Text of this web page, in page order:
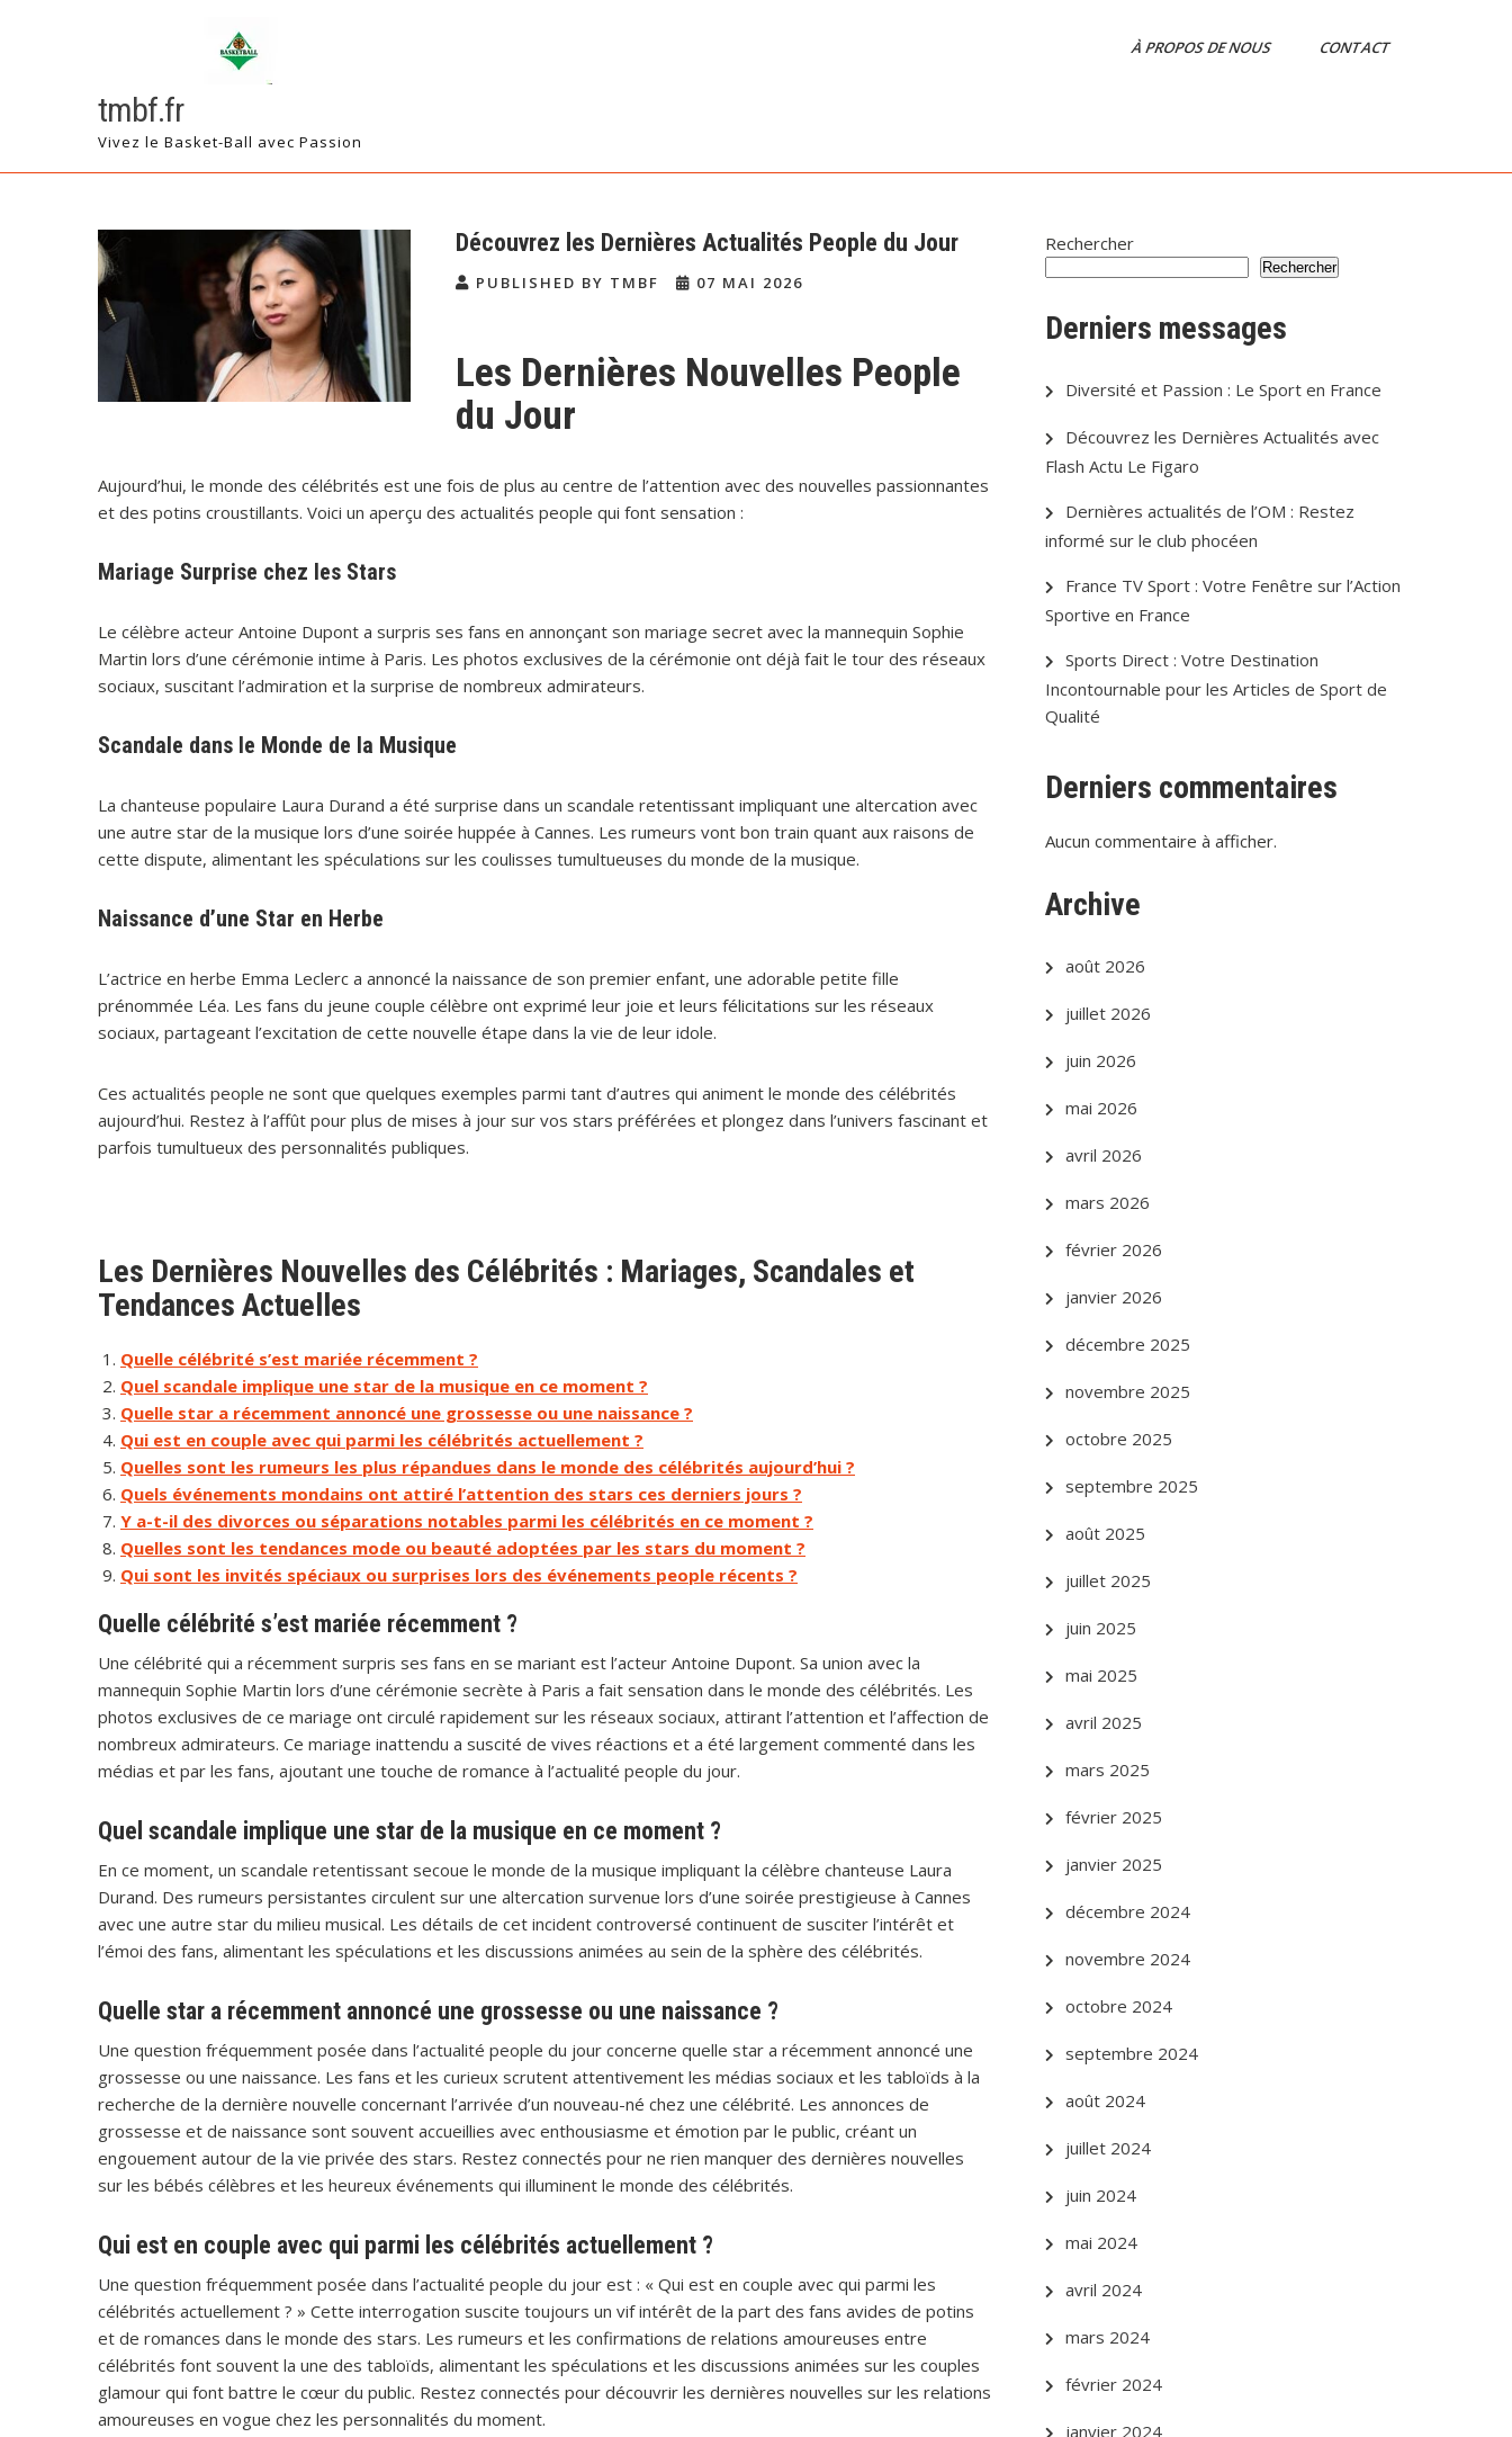
tmbf.fr
Vivez le Basket-Ball avec Passion
À PROPOS DE NOUS CONTACT
Découvrez les Dernières Actualités People du Jour
PUBLISHED BY TMBF 07 MAI 2026
Les Dernières Nouvelles People
du Jour
Aujourd’hui, le monde des célébrités est une fois de plus au centre de l’attention avec des nouvelles passionnantes
et des potins croustillants. Voici un aperçu des actualités people qui font sensation :
Mariage Surprise chez les Stars
Le célèbre acteur Antoine Dupont a surpris ses fans en annonçant son mariage secret avec la mannequin Sophie
Martin lors d’une cérémonie intime à Paris. Les photos exclusives de la cérémonie ont déjà fait le tour des réseaux
sociaux, suscitant l’admiration et la surprise de nombreux admirateurs.
Scandale dans le Monde de la Musique
La chanteuse populaire Laura Durand a été surprise dans un scandale retentissant impliquant une altercation avec
une autre star de la musique lors d’une soirée huppée à Cannes. Les rumeurs vont bon train quant aux raisons de
cette dispute, alimentant les spéculations sur les coulisses tumultueuses du monde de la musique.
Naissance d’une Star en Herbe
L’actrice en herbe Emma Leclerc a annoncé la naissance de son premier enfant, une adorable petite fille
prénommée Léa. Les fans du jeune couple célèbre ont exprimé leur joie et leurs félicitations sur les réseaux
sociaux, partageant l’excitation de cette nouvelle étape dans la vie de leur idole.
Ces actualités people ne sont que quelques exemples parmi tant d’autres qui animent le monde des célébrités
aujourd’hui. Restez à l’affût pour plus de mises à jour sur vos stars préférées et plongez dans l’univers fascinant et
parfois tumultueux des personnalités publiques.
Les Dernières Nouvelles des Célébrités : Mariages, Scandales et
Tendances Actuelles
Quelle célébrité s’est mariée récemment ?
Quel scandale implique une star de la musique en ce moment ?
Quelle star a récemment annoncé une grossesse ou une naissance ?
Qui est en couple avec qui parmi les célébrités actuellement ?
Quelles sont les rumeurs les plus répandues dans le monde des célébrités aujourd’hui ?
Quels événements mondains ont attiré l’attention des stars ces derniers jours ?
Y a-t-il des divorces ou séparations notables parmi les célébrités en ce moment ?
Quelles sont les tendances mode ou beauté adoptées par les stars du moment ?
Qui sont les invités spéciaux ou surprises lors des événements people récents ?
Quelle célébrité s’est mariée récemment ?
Une célébrité qui a récemment surpris ses fans en se mariant est l’acteur Antoine Dupont. Sa union avec la
mannequin Sophie Martin lors d’une cérémonie secrète à Paris a fait sensation dans le monde des célébrités. Les
photos exclusives de ce mariage ont circulé rapidement sur les réseaux sociaux, attirant l’attention et l’affection de
nombreux admirateurs. Ce mariage inattendu a suscité de vives réactions et a été largement commenté dans les
médias et par les fans, ajoutant une touche de romance à l’actualité people du jour.
Quel scandale implique une star de la musique en ce moment ?
En ce moment, un scandale retentissant secoue le monde de la musique impliquant la célèbre chanteuse Laura
Durand. Des rumeurs persistantes circulent sur une altercation survenue lors d’une soirée prestigieuse à Cannes
avec une autre star du milieu musical. Les détails de cet incident controversé continuent de susciter l’intérêt et
l’émoi des fans, alimentant les spéculations et les discussions animées au sein de la sphère des célébrités.
Quelle star a récemment annoncé une grossesse ou une naissance ?
Une question fréquemment posée dans l’actualité people du jour concerne quelle star a récemment annoncé une
grossesse ou une naissance. Les fans et les curieux scrutent attentivement les médias sociaux et les tabloïds à la
recherche de la dernière nouvelle concernant l’arrivée d’un nouveau-né chez une célébrité. Les annonces de
grossesse et de naissance sont souvent accueillies avec enthousiasme et émotion par le public, créant un
engouement autour de la vie privée des stars. Restez connectés pour ne rien manquer des dernières nouvelles
sur les bébés célèbres et les heureux événements qui illuminent le monde des célébrités.
Qui est en couple avec qui parmi les célébrités actuellement ?
Une question fréquemment posée dans l’actualité people du jour est : « Qui est en couple avec qui parmi les
célébrités actuellement ? » Cette interrogation suscite toujours un vif intérêt de la part des fans avides de potins
et de romances dans le monde des stars. Les rumeurs et les confirmations de relations amoureuses entre
célébrités font souvent la une des tabloïds, alimentant les spéculations et les discussions animées sur les couples
glamour qui font battre le cœur du public. Restez connectés pour découvrir les dernières nouvelles sur les relations
amoureuses en vogue chez les personnalités du moment.
Rechercher
Rechercher
Derniers messages
Diversité et Passion : Le Sport en France
Découvrez les Dernières Actualités avec
Flash Actu Le Figaro
Dernières actualités de l’OM : Restez
informé sur le club phocéen
France TV Sport : Votre Fenêtre sur l’Action
Sportive en France
Sports Direct : Votre Destination
Incontournable pour les Articles de Sport de
Qualité
Derniers commentaires
Aucun commentaire à afficher.
Archive
août 2026
juillet 2026
juin 2026
mai 2026
avril 2026
mars 2026
février 2026
janvier 2026
décembre 2025
novembre 2025
octobre 2025
septembre 2025
août 2025
juillet 2025
juin 2025
mai 2025
avril 2025
mars 2025
février 2025
janvier 2025
décembre 2024
novembre 2024
octobre 2024
septembre 2024
août 2024
juillet 2024
juin 2024
mai 2024
avril 2024
mars 2024
février 2024
janvier 2024